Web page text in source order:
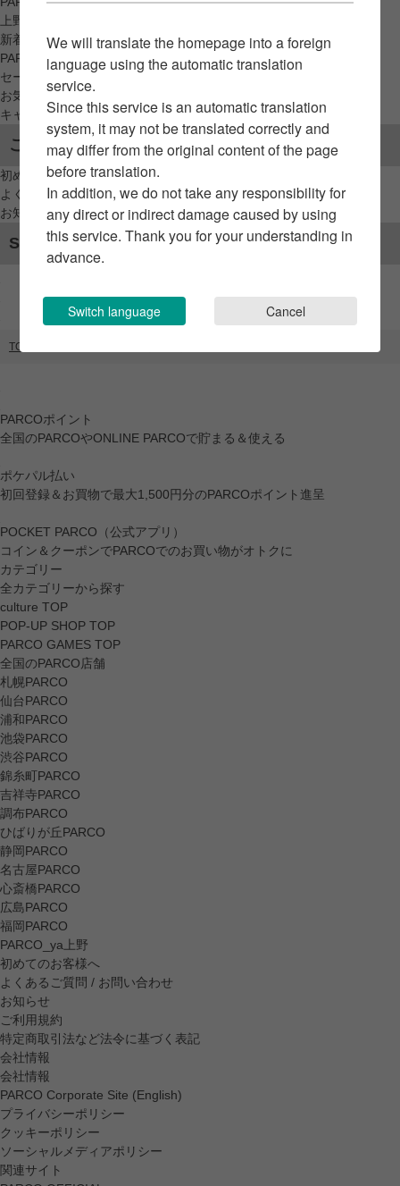
上野
新着アイテムから探す
PARCO限定アイテムから探す
セールアイテムから探す
お気に入りから探す
キャンペーン/クーポン対象から探す
ご利用案内
初めてのお客様へ
よくあるご質問 / お問い合わせ
お知らせ
SNSアカウント
TOP
PARCOポイント
全国のPARCOやONLINE PARCOで貯まる＆使える
ポケパル払い
初回登録＆お買物で最大1,500円分のPARCOポイント進呈
POCKET PARCO（公式アプリ）
コイン＆クーポンでPARCOでのお買い物がオトクに
カテゴリー
全カテゴリーから探す
culture TOP
POP-UP SHOP TOP
PARCO GAMES TOP
全国のPARCO店舗
札幌PARCO
仙台PARCO
浦和PARCO
池袋PARCO
渋谷PARCO
錦糸町PARCO
吉祥寺PARCO
調布PARCO
ひばりが丘PARCO
静岡PARCO
名古屋PARCO
心斎橋PARCO
広島PARCO
福岡PARCO
PARCO_ya上野
初めてのお客様へ
よくあるご質問 / お問い合わせ
お知らせ
ご利用規約
特定商取引法など法令に基づく表記
会社情報
会社情報
PARCO Corporate Site (English)
プライバシーポリシー
クッキーポリシー
ソーシャルメディアポリシー
関連サイト
We will translate the homepage into a foreign
language using the automatic translation
service.
Since this service is an automatic translation
system, it may not be translated correctly and
may differ from the original content of the page
before translation.
In addition, we do not take any responsibility for
any direct or indirect damage caused by using
this service. Thank you for your understanding in
advance.
Switch language Cancel